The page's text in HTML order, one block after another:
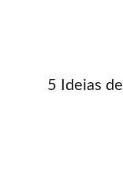
5 Ideias